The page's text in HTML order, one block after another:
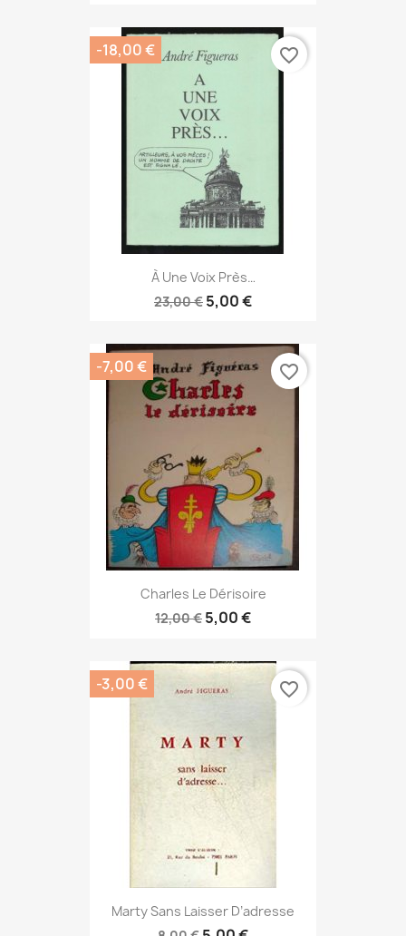
À Une Voix Près…
23,00 € 5,00 €
-18,00 € favorite_border
Charles Le Dérisoire
12,00 € 5,00 €
-7,00 € favorite_border
Marty Sans Laisser D’adresse
-3,00 € favorite_border